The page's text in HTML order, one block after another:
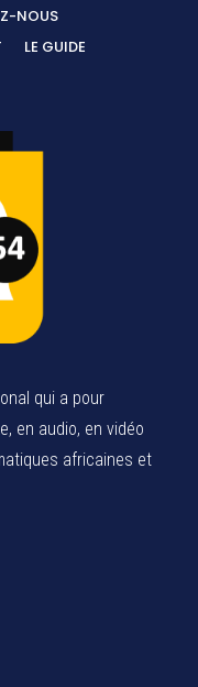
NOUS
LE GUIDE
qui a pour
en audio, en vidéo
africaines et